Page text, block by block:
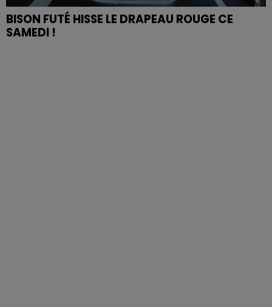
BISON FUTÉ HISSE LE DRAPEAU ROUGE CE
SAMEDI !